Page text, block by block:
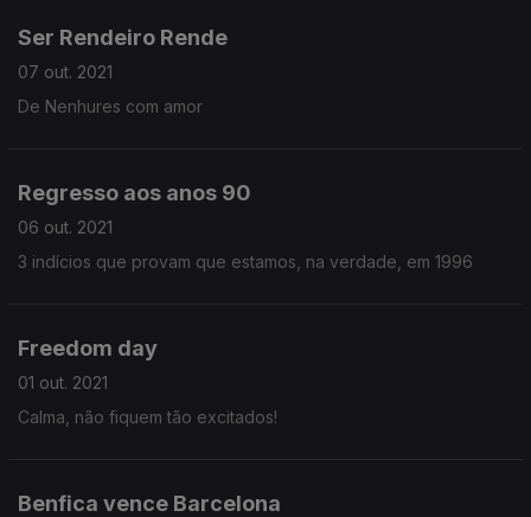
Ser Rendeiro Rende
07 out. 2021
De Nenhures com amor
Regresso aos anos 90
06 out. 2021
3 indícios que provam que estamos, na verdade, em 1996
Freedom day
01 out. 2021
Calma, não fiquem tão excitados!
Benfica vence Barcelona